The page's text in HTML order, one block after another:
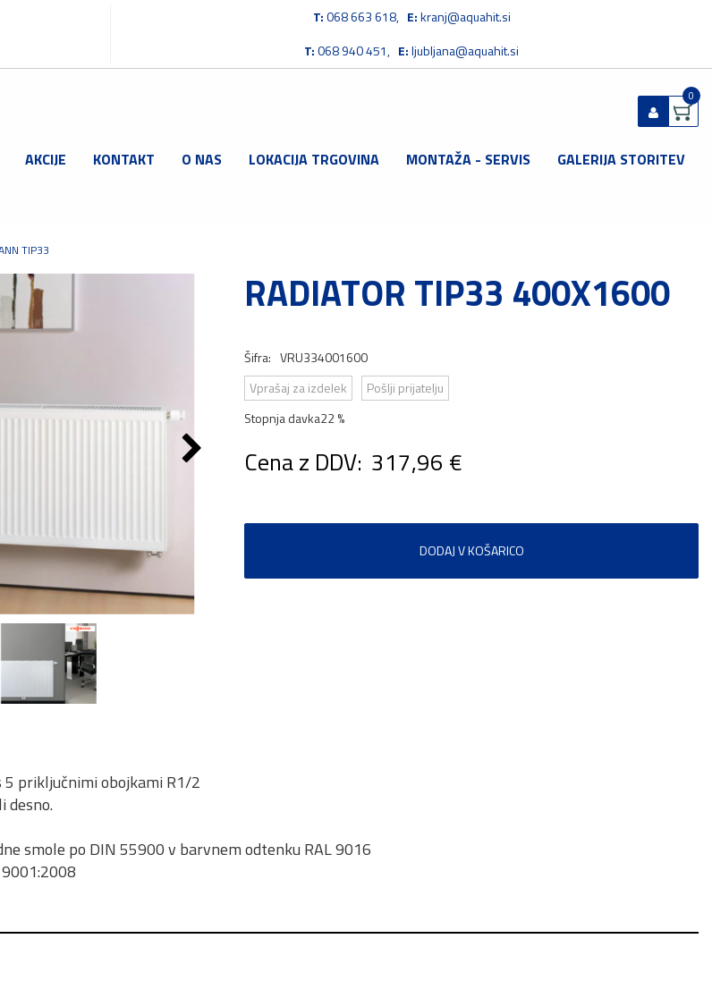
T:068 663 618, E:kranj@aquahit.si
T:068 940 451, E:ljubljana@aquahit.si
0
AKCIJE KONTAKT O NAS LOKACIJA TRGOVINA MONTAŽA - SERVIS GALERIJA STORITEV
TIP33
RADIATOR TIP33 400X1600
Šifra: VRU334001600
Vprašaj za izdelek
Pošlji prijatelju
Stopnja davka22 %
Cena z DDV: 317,96 €
DODAJ V KOŠARICO
priključnimi obojkami R1/2
desno.
smole po DIN 55900 v barvnem odtenku RAL 9016